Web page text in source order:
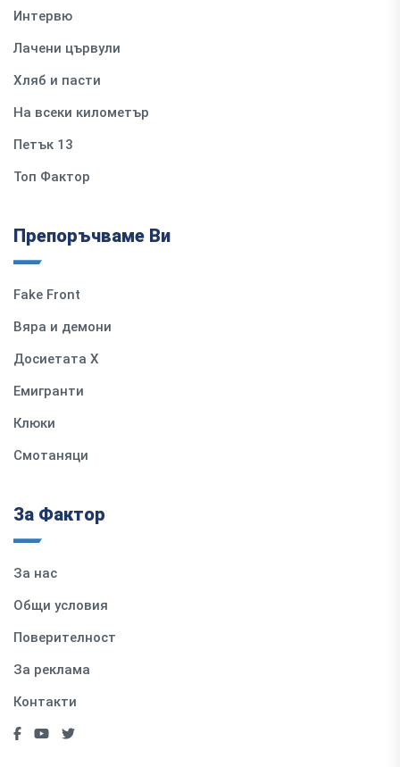
Интервю
Лачени цървули
Хляб и пасти
На всеки километър
Петък 13
Топ Фактор
Препоръчваме Ви
Fake Front
Вяра и демони
Досиетата Х
Емигранти
Клюки
Смотаняци
За Фактор
За нас
Общи условия
Поверителност
За реклама
Контакти